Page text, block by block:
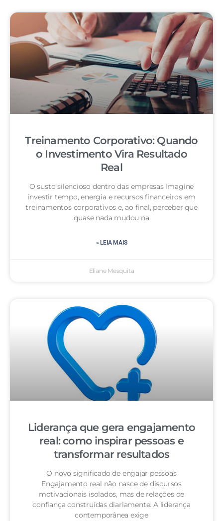
Treinamento Corporativo: Quando
o Investimento Vira Resultado
Real
O susto silencioso dentro das empresas Imagine
investir tempo, energia e recursos financeiros em
treinamentos corporativos e, ao final, perceber que
quase nada mudou na
» LEIA MAIS
Eliane Mesquita
Liderança que gera engajamento
real: como inspirar pessoas e
transformar resultados
O novo significado de engajar pessoas
Engajamento real não nasce de discursos
motivacionais isolados, mas de relações de
confiança construídas diariamente. A liderança
contemporânea exige